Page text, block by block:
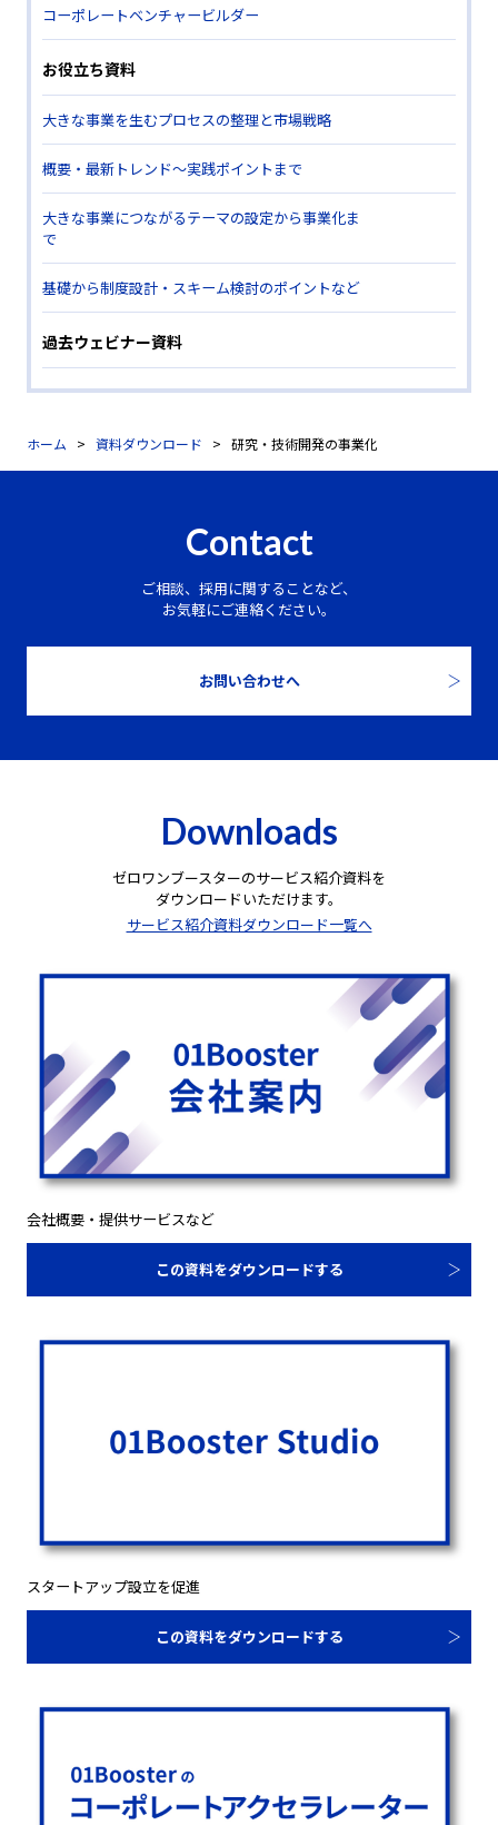
コーポレートベンチャービルダー
お役立ち資料
大きな事業を生むプロセスの整理と市場戦略
概要・最新トレンド～実践ポイントまで
大きな事業につながるテーマの設定から事業化ま
で
基礎から制度設計・スキーム検討のポイントなど
過去ウェビナー資料
ホーム 資料ダウンロード 研究・技術開発の事業化
Contact
ご相談、採用に関することなど、
お気軽にご連絡ください。
お問い合わせへ
Downloads
ゼロワンブースターのサービス紹介資料を
ダウンロードいただけます。
サービス紹介資料ダウンロード一覧へ
会社概要・提供サービスなど
この資料をダウンロードする
スタートアップ設立を促進
この資料をダウンロードする